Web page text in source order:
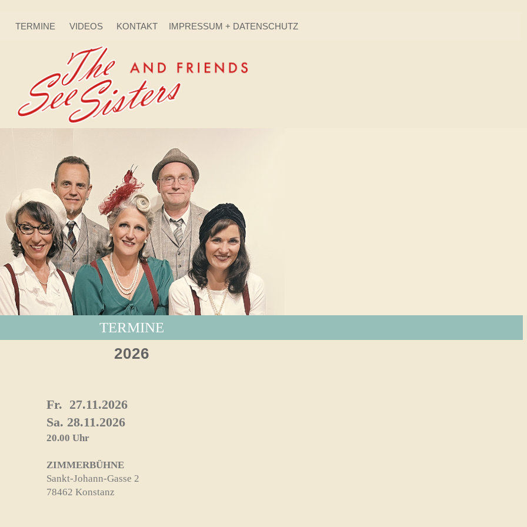
TERMINE VIDEOS KONTAKT IMPRESSUM + DATENSCHUTZ
TERMINE
2026
Fr. 27.11.2026
Sa. 28.11.2026
20.00 Uhr
ZIMMERBÜHNE
Sankt-Johann-Gasse 2
78462 Konstanz